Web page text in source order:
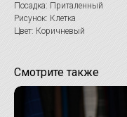
Посадка: Приталенный
Рисунок: Клетка
Цвет: Коричневый
Смотрите также